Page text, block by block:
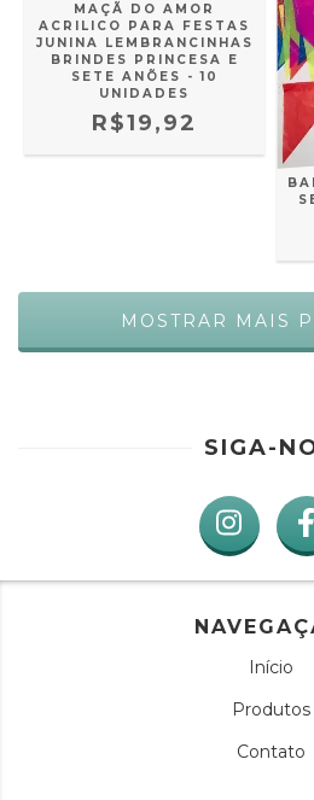
MAÇÃ DO AMOR
ACRILICO PARA FESTAS
JUNINA LEMBRANCINHAS
BRINDES PRINCESA E
SETE ANÕES - 10
UNIDADES
R$19,92
MOSTRAR MAIS
SIGA-
Início
Produtos
Contato